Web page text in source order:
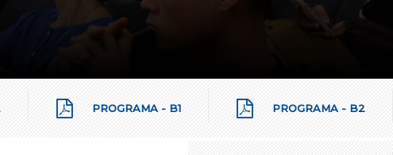
PROGRAMA - B2
PROGRAMA - B1